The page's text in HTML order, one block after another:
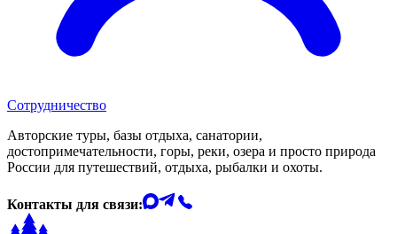
Сотрудничество
Авторские туры, базы отдыха, санатории,
достопримечательности, горы, реки, озера и просто природа
России для путешествий, отдыха, рыбалки и охоты.
Контакты для связи: